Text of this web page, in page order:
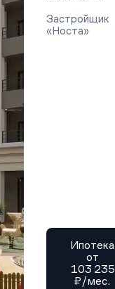
Застройщик
«Носта»
Ипотека
от
103 235
₽/мес.